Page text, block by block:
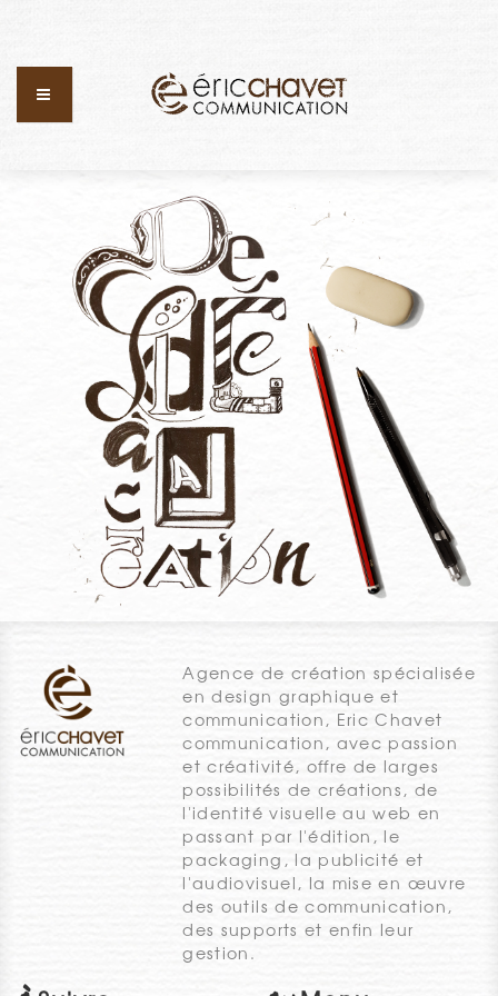
Agence de création spécialisée
en design graphique et
communication, Eric Chavet
communication, avec passion
et créativité, offre de larges
possibilités de créations, de
l'identité visuelle au web en
passant par l'édition, le
packaging, la publicité et
l'audiovisuel, la mise en œuvre
des outils de communication,
des supports et enfin leur
gestion.